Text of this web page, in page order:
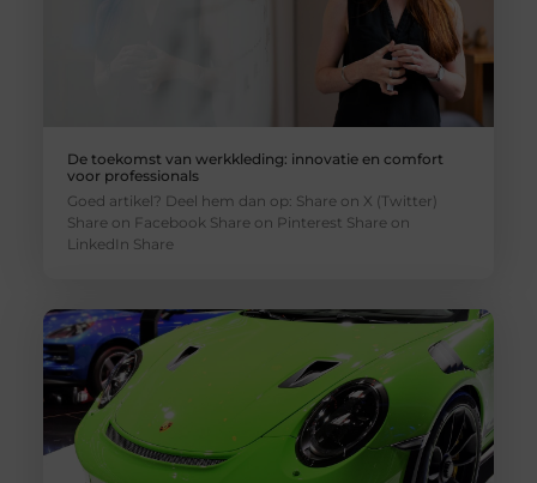
De toekomst van werkkleding: innovatie en comfort
voor professionals
Goed artikel? Deel hem dan op: Share on X (Twitter)
Share on Facebook Share on Pinterest Share on
LinkedIn Share